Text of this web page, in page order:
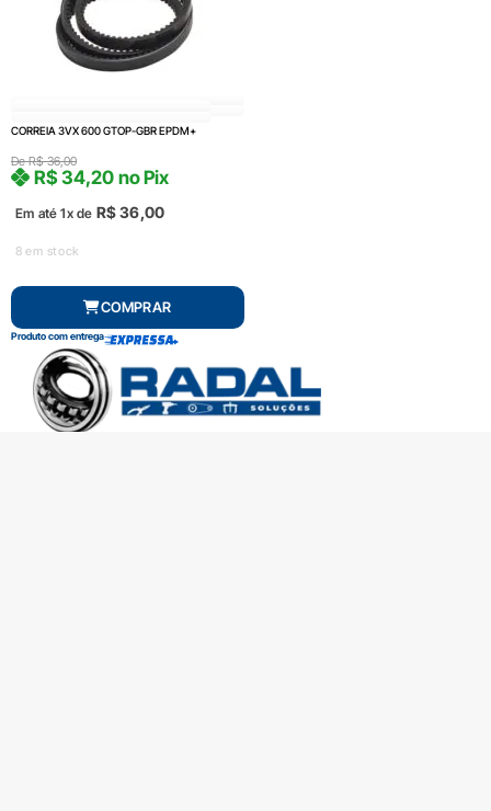
CORREIA 3VX 600 GTOP-GBR EPDM+
DeR$36,00
Em até 1x de R$36,00
R$34,20 no Pix
8 em stock
COMPRAR
Produto com entrega